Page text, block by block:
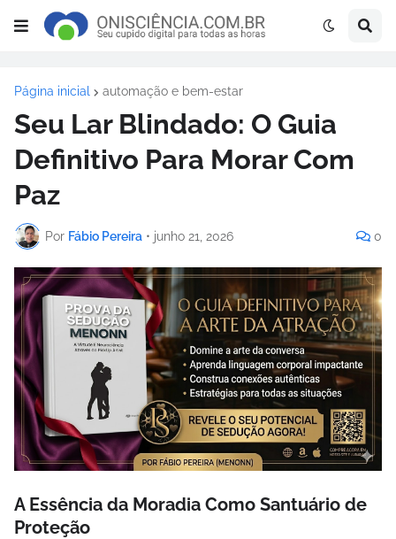
Página inicial automação e bem-estar
Seu Lar Blindado: O Guia
Definitivo Para Morar Com
Paz
Por Fábio Pereira • junho 21, 2026 0
A Essência da Moradia Como Santuário de
Proteção